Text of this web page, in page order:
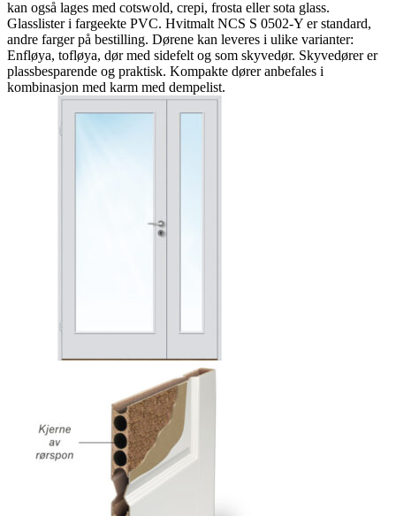
kan også lages med cotswold, crepi, frosta eller sota glass.
Glasslister i fargeekte PVC. Hvitmalt NCS S 0502-Y er standard,
andre farger på bestilling. Dørene kan leveres i ulike varianter:
Enfløya, tofløya, dør med sidefelt og som skyvedør. Skyvedører er
plassbesparende og praktisk. Kompakte dører anbefales i
kombinasjon med karm med dempelist.